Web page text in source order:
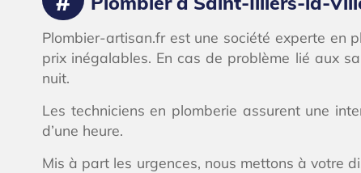
Plombier-artisan.fr est une société experte en
prix inégalables. En cas de problème lié aux
nuit.
Les techniciens en plomberie assurent une
d’une heure.
Mis à part les urgences, nous mettons à votre